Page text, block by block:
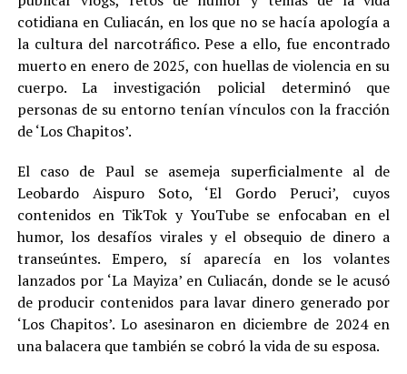
cotidiana en Culiacán, en los que no se hacía apología a
la cultura del narcotráfico. Pese a ello, fue encontrado
muerto en enero de 2025, con huellas de violencia en su
cuerpo. La investigación policial determinó que
personas de su entorno tenían vínculos con la fracción
de ‘Los Chapitos’.
El caso de Paul se asemeja superficialmente al de
Leobardo Aispuro Soto, ‘El Gordo Peruci’, cuyos
contenidos en TikTok y YouTube se enfocaban en el
humor, los desafíos virales y el obsequio de dinero a
transeúntes. Empero, sí aparecía en los volantes
lanzados por ‘La Mayiza’ en Culiacán, donde se le acusó
de producir contenidos para lavar dinero generado por
‘Los Chapitos’. Lo asesinaron en diciembre de 2024 en
una balacera que también se cobró la vida de su esposa.